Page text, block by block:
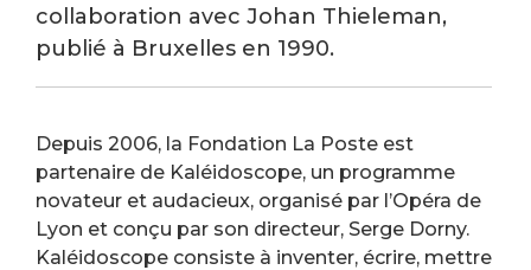
collaboration avec Johan Thieleman,
publié à Bruxelles en 1990.
Depuis 2006, la Fondation La Poste est
partenaire de Kaléidoscope, un programme
novateur et audacieux, organisé par l’Opéra de
Lyon et conçu par son directeur, Serge Dorny.
Kaléidoscope consiste à inventer, écrire, mettre